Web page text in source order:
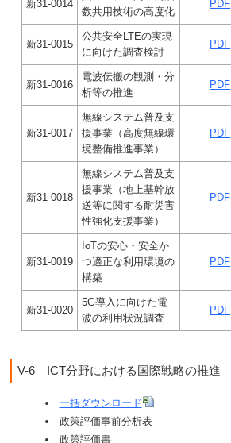
新31-0014
数共用技術の高度化
PDF
新31-0015
公共安全LTEの実現
に向けた調査検討
PDF
新31-0016
電波伝搬の観測・分
析等の推進
PDF
新31-0017
無線システム普及支
援事業（高度無線環
境整備推進事業）
PDF
新31-0018
無線システム普及支
援事業（地上基幹放
送等に関する耐災害
性強化支援事業）
PDF
新31-0019
IoTの安心・安全か
つ適正な利用環境の
構築
PDF
新31-0020
5G導入に向けた電
波の利用状況調査
PDF
V-6 ICT分野における国際戦略の推進
一括ダウンロード
政策評価事前分析表
政策評価書